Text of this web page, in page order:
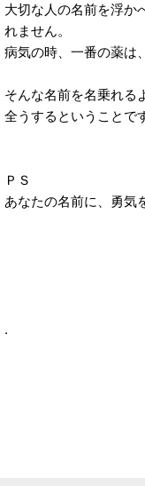
大切な人の名前を浮か
れません。
病気の時、一番の薬は
そんな名前を名乗れる
全うするということで
ＰＳ
あなたの名前に、勇気
.